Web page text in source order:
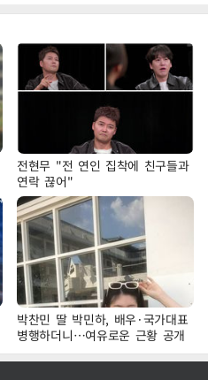
전현무 "전 연인 집착에 친구들과
연락 끊어"
박찬민 딸 박민하, 배우·국가대표
병행하더니…여유로운 근황 공개